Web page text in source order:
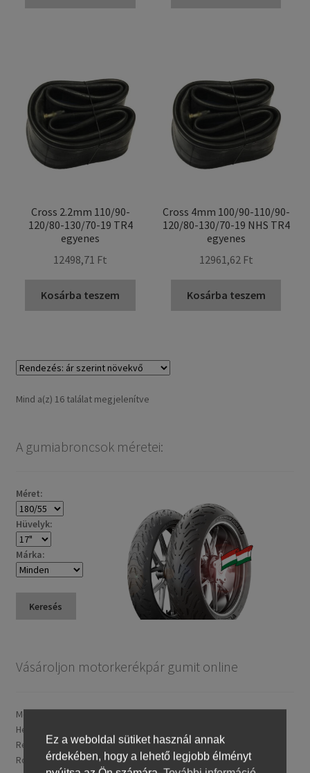
Cross 2.2mm 110/90-
120/80-130/70-19 TR4
egyenes
12498,71 Ft
Kosárba teszem
Cross 4mm 100/90-110/90-
120/80-130/70-19 NHS TR4
egyenes
12961,62 Ft
Kosárba teszem
Mind a(z) 16 találat megjelenítveSorted
low
A gumiabroncsok méretei:
Méret:
Hüvelyk:
Márka:
Keresés
Vásároljon motorkerékpár gumit online
Motorkerékpár gumik. Avon, Bridgestone, Continental, Dunlop,
Heidenau, Metzeler, Michelin, Mitas, Maxxis, Pirelli, Shinko.
Rendkívül nagy választék; Sport túra, Enduro, Sport, Supermoto,
Robogó, Chopper & Cruiser kategóriákban.
Ez a weboldal sütiket használ annak
érdekében, hogy a lehető legjobb élményt